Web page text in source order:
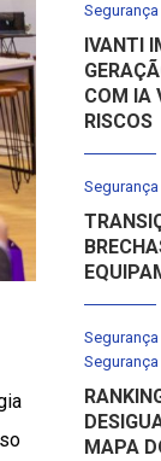
Segurança
IVANTI
COM IA
RISCOS
Segurança
Segurança
MAPA